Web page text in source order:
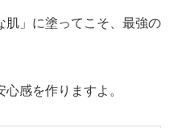
肌」に塗ってこそ、最強の
感を作りますよ。